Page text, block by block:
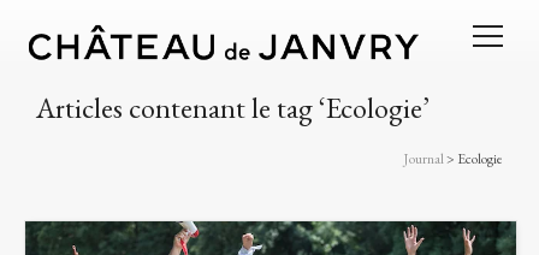
Articles contenant le tag ‘Ecologie’
Journal> Ecologie